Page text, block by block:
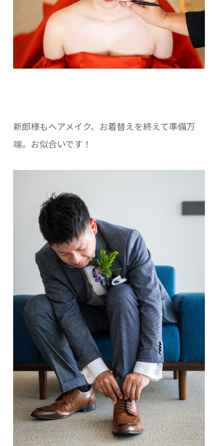
新郎様もヘアメイク、お着替えを終えて準備万
端。お似合いです！